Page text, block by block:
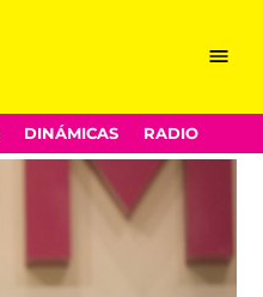
Menu
DINÁMICAS RADIO